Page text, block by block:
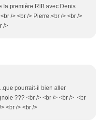
la première RIB avec Denis
/> <br /> Pierre.<br /> <br />
/>
pourrait-il bien aller
??? <br /> <br /> <br /> <br
<br /> <br />